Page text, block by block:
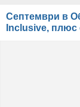
Септември в
Inclusive, плюс